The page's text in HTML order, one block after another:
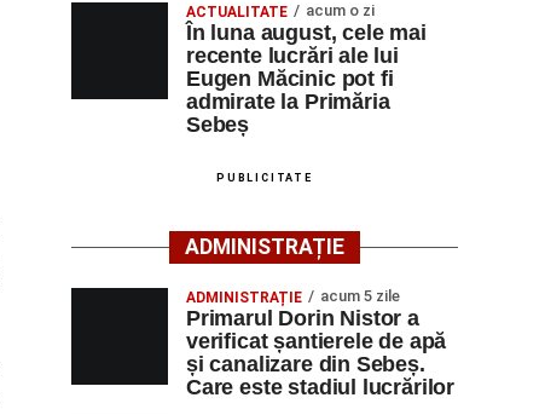
ACTUALITATE acum o zi
În luna august, cele mai
recente lucrări ale lui
Eugen Măcinic pot fi
admirate la Primăria
Sebeș
PUBLICITATE
ADMINISTRAȚIE
ADMINISTRAȚIE acum 5 zile
Primarul Dorin Nistor a
verificat șantierele de apă
și canalizare din Sebeș.
Care este stadiul lucrărilor